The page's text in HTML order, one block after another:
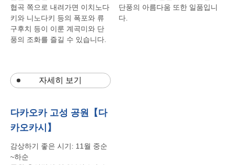
협곡 쪽으로 내려가면 이치노다
키와 니노다키 등의 폭포와 류
구후치 등이 이룬 계곡미와 단
풍의 조화를 즐길 수 있습니다
자세히 보기
단풍의 아름다움 또한 일품입니
다.
다카오카 고성 공원【다
카오카시】
감상하기 좋은 시기: 11 월 중순
~하순